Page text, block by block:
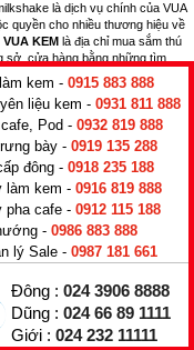
là dịch vụ chính của VUA
quyền cho nhiều thương hiệu về
VUA KEM là địa chỉ mua sắm thú
sở, cửa hàng bằng những tìm
VUA KEM! Bạn luôn tìm được
web, đọc thông tin, xem sản
vào mục đăt hàng trong chi
VUA KEMxử lý nhanh nhất,
hôm nay là nhờ vào chữ tín,
tất cả các thượng đế !
cho ngành kem, đồ uống giải
kem ngon, bột làm kem tốt nhất,
hình thành và xây dựng từ
mọi thiết bị PC, di dộng, tab…
phẩm khi cần thiết, bản đồ
triển bởiTADAVINA.
kem - 0915 883 888
liệu kem - 0931 811 888
cafe, Pod - 0932 819 888
bày - 0919 135 288
đông - 0918 235 188
làm kem - 0916 819 888
pha cafe - 0912 115 188
- 0986 883 888
lý Sale - 0987 181 661
Đông : 024 3906 8888
Dũng : 024 66 89 1111
Giới : 024 232 11111